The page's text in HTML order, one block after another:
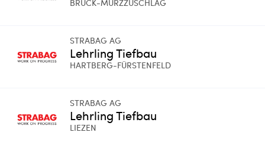
BRUCK-MÜRZZUSCHLAG
STRABAG AG
Lehrling Tiefbau
HARTBERG-FÜRSTENFELD
STRABAG AG
Lehrling Tiefbau
LIEZEN